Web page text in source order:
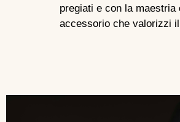
pregiati e con la
accessorio che valorizzi